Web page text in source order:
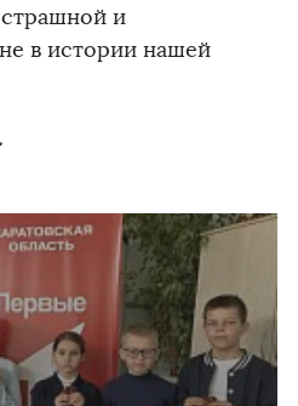
и
в истории нашей